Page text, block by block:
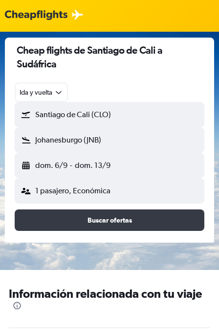
Cheap flights de Santiago de Cali a
Sudáfrica
Ida y vuelta
Santiago de Cali (CLO)
Johanesburgo (JNB)
dom. 6/9 - dom. 13/9
1 pasajero, Económica
Buscar ofertas
Información relacionada con tu viaje